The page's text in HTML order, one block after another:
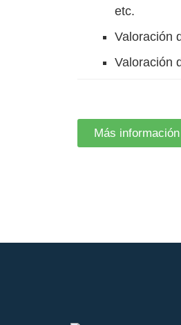
etc.
Valoración
Valoración
Más información